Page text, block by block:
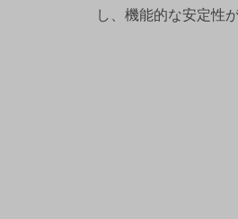
し、機能的な安定性